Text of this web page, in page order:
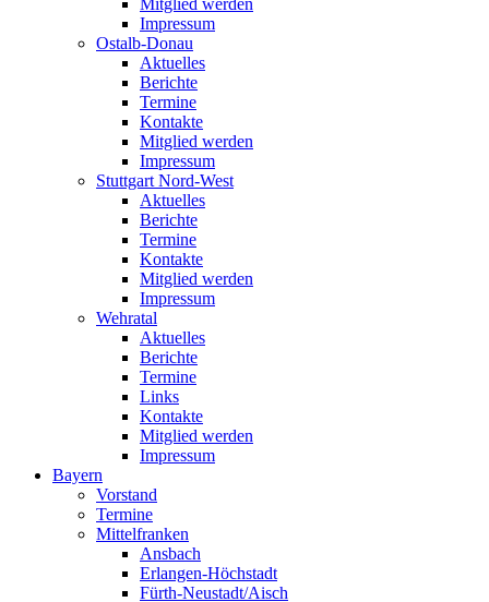
Mitglied werden
Impressum
Ostalb-Donau
Aktuelles
Berichte
Termine
Kontakte
Mitglied werden
Impressum
Stuttgart Nord-West
Aktuelles
Berichte
Termine
Kontakte
Mitglied werden
Impressum
Wehratal
Aktuelles
Berichte
Termine
Links
Kontakte
Mitglied werden
Impressum
Bayern
Vorstand
Termine
Mittelfranken
Ansbach
Erlangen-Höchstadt
Fürth-Neustadt/Aisch